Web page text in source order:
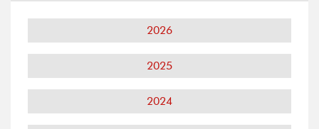
2026
2025
2024